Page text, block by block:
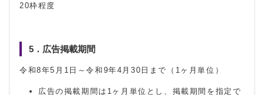
20枠程度
5．広告掲載期間
令和8年5月1日～令和9年4月30日まで（1ヶ月単位）
広告の掲載期間は1ヶ月単位とし、掲載期間を指定で